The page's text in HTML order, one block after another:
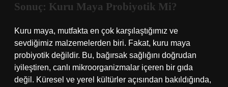
Sonuç: Kuru Maya Probiyotik Mi?
Kuru maya, mutfakta en çok karşılaştığımız ve
sevdiğimiz malzemelerden biri. Fakat, kuru maya
probiyotik değildir. Bu, bağırsak sağlığını doğrudan
iyileştiren, canlı mikroorganizmalar içeren bir gıda
değil. Küresel ve yerel kültürler açısından bakıldığında,